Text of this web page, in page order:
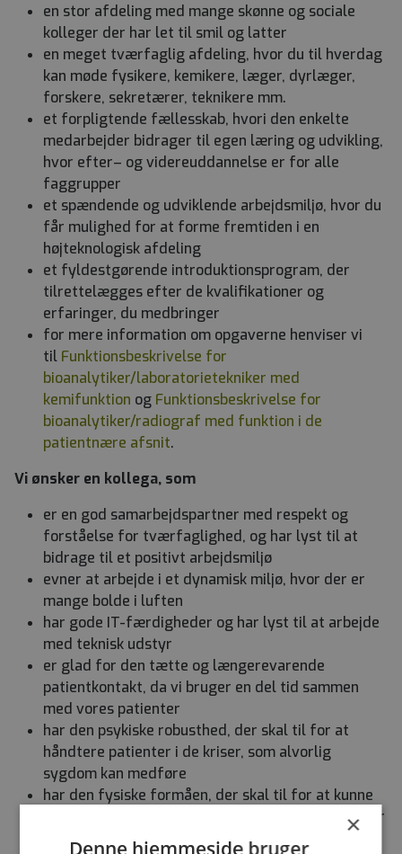
en stor afdeling med mange skønne og sociale
kolleger der har let til smil og latter
en meget tværfaglig afdeling, hvor du til hverdag
kan møde fysikere, kemikere, læger, dyrlæger,
forskere, sekretærer, teknikere mm.
et forpligtende fællesskab, hvori den enkelte
medarbejder bidrager til egen læring og udvikling,
hvor efter– og videreuddannelse er for alle
faggrupper
et spændende og udviklende arbejdsmiljø, hvor du
får mulighed for at forme fremtiden i en
højteknologisk afdeling
et fyldestgørende introduktionsprogram, der
tilrettelægges efter de kvalifikationer og
erfaringer, du medbringer
for mere information om opgaverne henviser vi
til Funktionsbeskrivelse for
bioanalytiker/laboratorietekniker med
kemifunktion og Funktionsbeskrivelse for
bioanalytiker/radiograf med funktion i de
patientnære afsnit.
Vi ønsker en kollega, som
er en god samarbejdspartner med respekt og
forståelse for tværfaglighed, og har lyst til at
bidrage til et positivt arbejdsmiljø
evner at arbejde i et dynamisk miljø, hvor der er
mange bolde i luften
har gode IT-færdigheder og har lyst til at arbejde
med teknisk udstyr
er glad for den tætte og længerevarende
patientkontakt, da vi bruger en del tid sammen
med vores patienter
har den psykiske robusthed, der skal til for at
håndtere patienter i de kriser, som alvorlig
sygdom kan medføre
har den fysiske formåen, der skal til for at kunne
forflytte og hjælpe motorisk udfordrede patienter
har lyst til at arbejde med fremstilling og
×
Denne hjemmeside bruger